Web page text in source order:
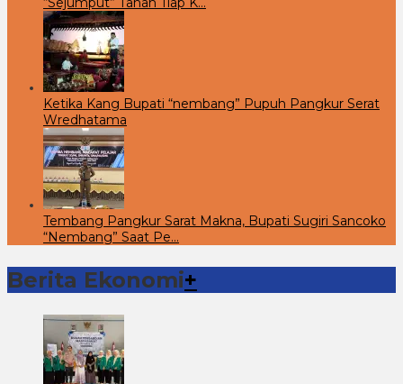
Ketika Kang Bupati “nembang” Pupuh Pangkur Serat
Wredhatama
Tembang Pangkur Sarat Makna, Bupati Sugiri Sancoko
“Nembang” Saat Pe…
Berita Ekonomi+